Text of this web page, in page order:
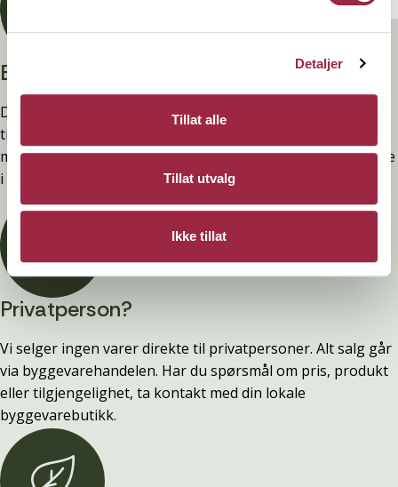
Detaljer
Tillat alle
Tillat utvalg
Ikke tillat
Branntestet
Denne kledninger er testet, dokumentert, godkjent og
tilfredsstiller preakseptert ytelse for brann (D-s2,d0) ved
montering. Ytelsen opprettholdes ved å følge anvisningene
i våre FDV-er.
Privatperson?
Vi selger ingen varer direkte til privatpersoner. Alt salg går
via byggevarehandelen. Har du spørsmål om pris, produkt
eller tilgjengelighet, ta kontakt med din lokale
byggevarebutikk.